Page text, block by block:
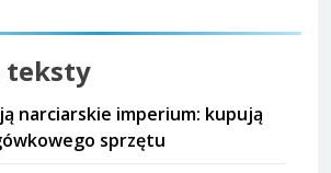
teksty
narciarskie imperium: kupują
sprzętu